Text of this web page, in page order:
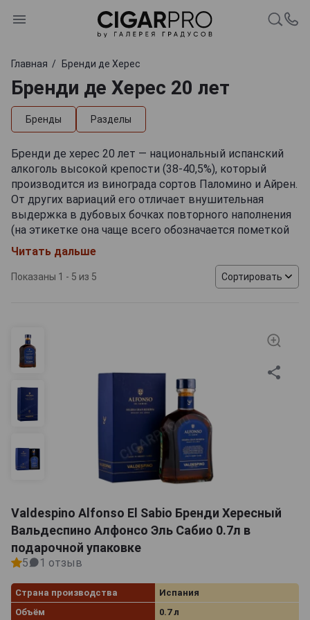
Главная Бренди де Херес
Бренди де Херес 20 лет
Бренды Разделы
Бренди де херес 20 лет — национальный испанский
алкоголь высокой крепости (38-40,5%), который
производится из винограда сортов Паломино и Айрен.
От других вариаций его отличает внушительная
выдержка в дубовых бочках повторного наполнения
(на этикетке она чаще всего обозначается пометкой
«Gran Reserva») по методу «солера и криадера»,
которая делает букет гармоничным и богатым.
20-летний бренди де херес славится ярко-янтарным
источает акценты ванили, ягод и трав. Зрелый
алкоголь рекомендуется подавать к столу при
комнатной температуре в роли дижестива или в
дополнение к сигаре. Он поставляется в классических
и фигурных бутылках, которые нередко
комплектуются красивыми картонными боксами.
Бренди де херес 20 лет стоит подарить ровеснику
напитка на день рождения.
Читать дальше
Показаны 1 - 5 из 5 Сортировать
Valdespino Alfonso El Sabio Бренди Хересный
Вальдеспино Алфонсо Эль Сабио 0.7л в
подарочной упаковке
5 1 отзыв
Страна производства
Испания
Объём
0.7 л